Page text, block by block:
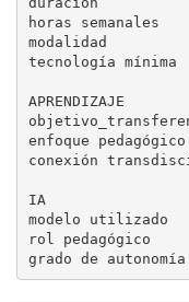
horas semanales
modalidad
tecnología mínima
APRENDIZAJE
enfoque pedagógico
conexión
IA
modelo utilizado
rol pedagógico